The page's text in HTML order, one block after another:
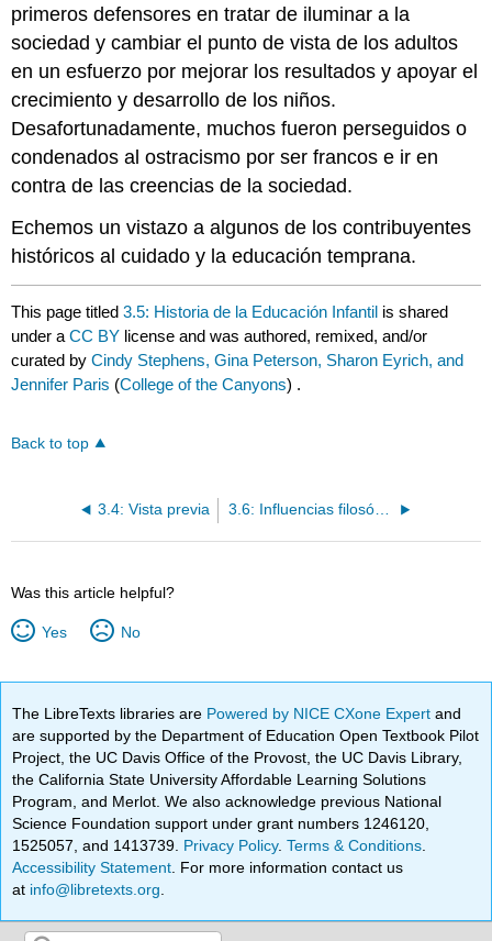
primeros defensores en tratar de iluminar a la
sociedad y cambiar el punto de vista de los adultos
en un esfuerzo por mejorar los resultados y apoyar el
crecimiento y desarrollo de los niños.
Desafortunadamente, muchos fueron perseguidos o
condenados al ostracismo por ser francos e ir en
contra de las creencias de la sociedad.
Echemos un vistazo a algunos de los contribuyentes
históricos al cuidado y la educación temprana.
This page titled3.5: Historia de la Educación Infantil is shared
under aCC BY license and was authored, remixed, and/or
curated byCindy Stephens, Gina Peterson, Sharon Eyrich, and
Jennifer Paris (College of the Canyons) .
Back to top
3.4: Vista previa 3.6: Influencias filosóficas [1]
Was this article helpful?
Yes No
The LibreTexts libraries are Powered by NICE CXone Expertand
are supported by the Department of Education Open Textbook Pilot
Project, the UC Davis Office of the Provost, the UC Davis Library,
the California State University Affordable Learning Solutions
Program, and Merlot. We also acknowledge previous National
Science Foundation support under grant numbers 1246120,
1525057, and 1413739. Privacy Policy.Terms & Conditions
Accessibility Statement . For more information contact us
at info@libretexts.org